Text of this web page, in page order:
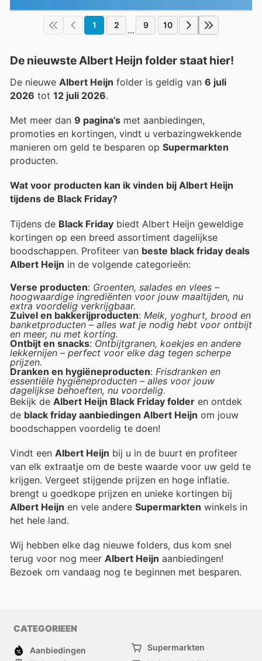
1 2 ... 9 10
De nieuwste Albert Heijn folder staat hier!
De nieuwe Albert Heijn folder is geldig van 6 juli
2026 tot 12 juli 2026.
Met meer dan 9 pagina’s met aanbiedingen,
promoties en kortingen, vindt u verbazingwekkende
manieren om geld te besparen op Supermarkten
producten.
Wat voor producten kan ik vinden bij Albert Heijn
tijdens de Black Friday?
Tijdens de Black Friday biedt Albert Heijn geweldige
kortingen op een breed assortiment dagelijkse
boodschappen. Profiteer van beste black friday deals
Albert Heijn in de volgende categorieën:
Verse producten: Groenten, salades en vlees –
hoogwaardige ingrediënten voor jouw maaltijden, nu
extra voordelig verkrijgbaar.
Zuivel en bakkerijproducten: Melk, yoghurt, brood en
banketproducten – alles wat je nodig hebt voor ontbijt
en meer, nu met korting.
Ontbijt en snacks: Ontbijtgranen, koekjes en andere
lekkernijen – perfect voor elke dag tegen scherpe
prijzen.
Dranken en hygiëneproducten: Frisdranken en
essentiële hygiëneproducten – alles voor jouw
dagelijkse behoeften, nu voordelig.
Bekijk de Albert Heijn Black Friday folder en ontdek
de black friday aanbiedingen Albert Heijn om jouw
boodschappen voordelig te doen!
Vindt een Albert Heijn bij u in de buurt en profiteer
van elk extraatje om de beste waarde voor uw geld te
krijgen. Vergeet stijgende prijzen en hoge inflatie.
brengt u goedkope prijzen en unieke kortingen bij
Albert Heijn en vele andere Supermarkten winkels in
het hele land.
Wij hebben elke dag nieuwe folders, dus kom snel
terug voor nog meer Albert Heijn aanbiedingen!
Bezoek om vandaag nog te beginnen met besparen.
CATEGORIEEN
Aanbiedingen
Supermarkten